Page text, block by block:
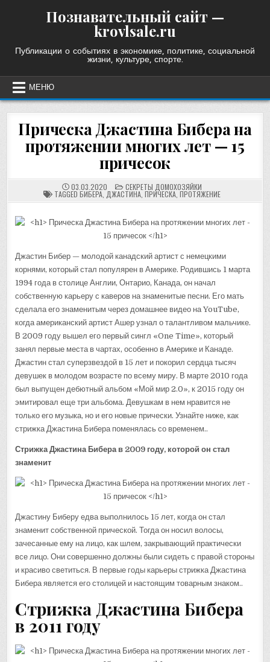
Познавательный сайт —
krovlsale.ru
Публикации о событиях в экономике, политике, социальной
жизни, культуре, спорте.
МЕНЮ
Прическа Джастина Бибера на
протяжении многих лет — 15
причесок
03.03.2020 POSTED
IN
СЕКРЕТЫ ДОМОХОЗЯЙКИ
TAGGED БИБЕРА ДЖАСТИНА ПРИЧЕСКА ПРОТЯЖЕНИЕ
Джастин Бибер — молодой канадский артист с немецкими
корнями, который стал популярен в Америке. Родившись 1 марта
1994 года в столице Англии, Онтарио, Канада, он начал
собственную карьеру с каверов на знаменитые песни. Его мать
сделала его знаменитым через домашнее видео на YouTube,
когда американский артист Ашер узнал о талантливом мальчике.
В 2009 году вышел его первый сингл «One Time», который
занял первые места в чартах, особенно в Америке и Канаде.
Джастин стал суперзвездой в 15 лет и покорил сердца тысяч
девушек в молодом возрасте по всему миру. В марте 2010 года
был выпущен дебютный альбом «Мой мир 2.0», к 2015 году он
эмитировал еще три альбома. Девушкам в нем нравится не
только его музыка, но и его новые прически. Узнайте ниже, как
стрижка Джастина Бибера поменялась со временем..
Стрижка Джастина Бибера в 2009 году, которой он стал
знаменит
Джастину Биберу едва выполнилось 15 лет, когда он стал
знаменит собственной прической. Тогда он носил волосы,
зачесанные ему на лицо, как шлем, закрывающий практически
все лицо. Они совершенно должны были сидеть с правой стороны
и красиво светиться. В первые годы карьеры стрижка Джастина
Бибера является его столицей и настоящим товарным знаком..
Стрижка Джастина Бибера
в 2011 году